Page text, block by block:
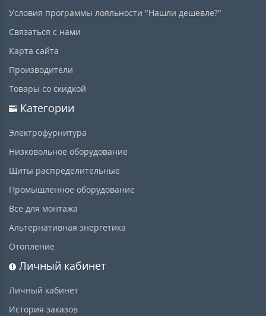
Условия программы лояльности "Нашли дешевле?"
Связаться с нами
Карта сайта
Производители
Товары со скидкой
Категории
Электрофурнитура
Низковольное оборудование
Щиты распределительные
Промышленное оборудование
Все для монтажа
Альтернативная энергетика
Отопление
Личный кабинет
Личный кабинет
История заказов